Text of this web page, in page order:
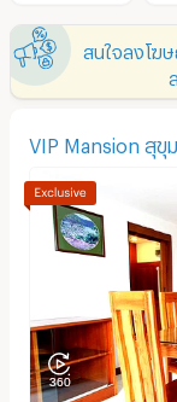
VIP Mansion สุขุ